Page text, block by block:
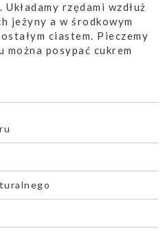
rzędami wzdłuż
jeżyny a w środkowym
ciastem. Pieczemy
posypać cukrem